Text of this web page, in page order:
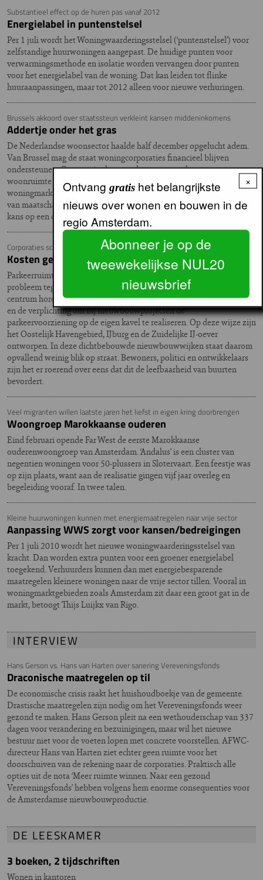
Substantieel effect op de huren pas vanaf 2012
Energielabel in puntenstelsel
Per 1 juli wordt het Woningwaarderingsstelsel (‘puntenstelsel’) voor
zelfstandige huurwoningen aangepast. De huidige punten voor
verwarmingsmethode en isolatie worden vervangen door punten
voor het energielabel van de woning. Dat kan leiden tot flinke
huuraanpassingen, maar tot 2012 alleen voor nieuwe verhuringen.
Brussels akkoord over staatssteun verkleint kansen middeninkomens
Addertje onder het gras
De Nederlandse woonsector haalde half december opgelucht adem.
Van Brussel mag de staat woningcorporaties financieel blijven
ondersteunen. Corporaties kunnen doorgaan met het verzorgen van
woonruimte voor mensen die het moeilijk hebben op de
woningmarkt, met het verbeteren van de leefbaarheid en het bouwen
van maatschappelijk vastgoed. Maar middeninkomens krijgen minder
kans op een corporatiewoning.
Corporaties schrikken terug voor hoge kosten gebouwd parkeren
Kosten gebouwd parkeren
Parkeerruimte is in steden een schaars goed. In Amsterdam wordt dat
probleem tegemoetgetreden met hoge parkeertarieven – die in het
centrum horen tot de hoogste ter wereld -, bouw van parkeergarages
en de verplichting om bij nieuwbouwprojecten de
parkeervoorziening op de eigen kavel te realiseren. Op deze wijze zijn
het Oostelijk Havengebied, IJburg en de Zuidelijke IJ-oever
ontworpen. In deze dichtbebouwde nieuwbouwwijken staat daarom
opvallend weinig blik op straat. Bewoners, politici en ontwikkelaars
zijn het er roerend over eens dat dit de leefbaarheid van buurten
bevordert.
Veel migranten willen laatste jaren het liefst in eigen kring doorbrengen
Woongroep Marokkaanse ouderen
Eind februari opende Far West de eerste Marokkaanse
ouderenwoongroep van Amsterdam. ‘Andalus’ is een cluster van
negentien woningen voor 50-plussers in Slotervaart. Een feestje was
op zijn plaats, want aan de realisatie gingen vijf jaar overleg en
begeleiding vooraf. In twee talen.
Kleine huurwoningen kunnen met energiemaatregelen naar vrije sector
Aanpassing WWS zorgt voor kansen/bedreigingen
Per 1 juli 2010 wordt het nieuwe woningwaarderingsstelsel van
kracht. Dan worden extra punten voor een groener energielabel
toegekend. Verhuurders kunnen dan met energiebesparende
maatregelen kleinere woningen naar de vrije sector tillen. Vooral in
woningmarktgebieden zoals Amsterdam zit daar een groot gat in de
markt, betoogt Thijs Luijkx van Rigo.
INTERVIEW
Hans Gerson vs. Hans van Harten over sanering Vereveningsfonds
Draconische maatregelen op til
De economische crisis raakt het huishoudboekje van de gemeente.
Drastische maatregelen zijn nodig om het Vereveningsfonds weer
gezond te maken. Hans Gerson pleit na een wethouderschap van 337
dagen voor verandering en bezuinigingen, maar wil het nieuwe
bestuur niet voor de voeten lopen met concrete voorstellen. AFWC-
directeur Hans van Harten ziet echter geen ruimte voor het
doorschuiven van de rekening naar de corporaties. Praktisch alle
opties uit de nota ‘Meer ruimte winnen. Naar een gezond
Vereveningsfonds’ hebben volgens hem enorme consequenties voor
de Amsterdamse nieuwbouwproductie.
DE LEESKAMER
3 boeken, 2 tijdschriften
Wonen in kantoren
×
Ontvang gratishet belangrijkste
nieuws over wonen en bouwen in de
regio Amsterdam.
Abonneer je op de
tweewekelijkse NUL20
nieuwsbrief